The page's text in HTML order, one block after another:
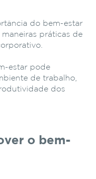
do bem-estar
práticas de
estar pode
de trabalho,
dos
o bem-